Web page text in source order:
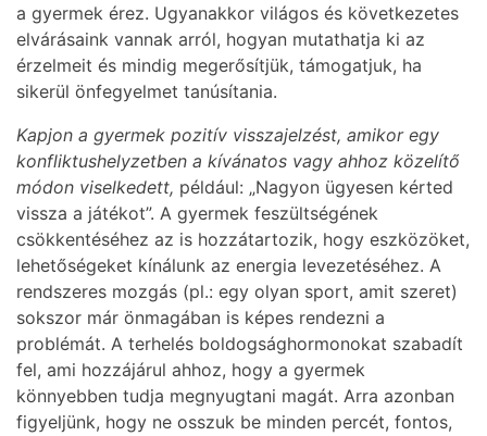
a gyermek érez. Ugyanakkor világos és következetes
elvárásaink vannak arról, hogyan mutathatja ki az
érzelmeit és mindig megerősítjük, támogatjuk, ha
sikerül önfegyelmet tanúsítania.
Kapjon a gyermek pozitív visszajelzést, amikor egy
konfliktushelyzetben a kívánatos vagy ahhoz közelítő
módon viselkedett, például: „Nagyon ügyesen kérted
vissza a játékot”. A gyermek feszültségének
csökkentéséhez az is hozzátartozik, hogy eszközöket,
lehetőségeket kínálunk az energia levezetéséhez. A
rendszeres mozgás (pl.: egy olyan sport, amit szeret)
sokszor már önmagában is képes rendezni a
problémát. A terhelés boldogsághormonokat szabadít
fel, ami hozzájárul ahhoz, hogy a gyermek
könnyebben tudja megnyugtani magát. Arra azonban
figyeljünk, hogy ne osszuk be minden percét, fontos,